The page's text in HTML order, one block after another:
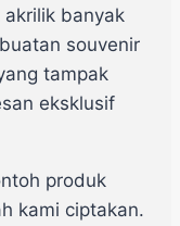
banyak
souvenir
tampak
eksklusif
produk
kami ciptakan.